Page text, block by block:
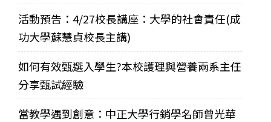
活動預告：4/27校長講座：大學的社會責任(成
功大學蘇慧貞校長主講)
如何有效甄選入學生?本校護理與營養兩系主任
分享甄試經驗
當教學遇到創意：中正大學行銷學名師曾光華